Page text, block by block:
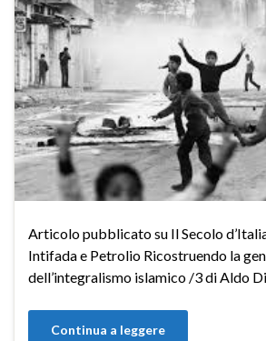
Articolo pubblicato su Il Secolo
Intifada e Petrolio Ricostruendo la
dell’integralismo islamico /3 di Aldo
Continua a leggere